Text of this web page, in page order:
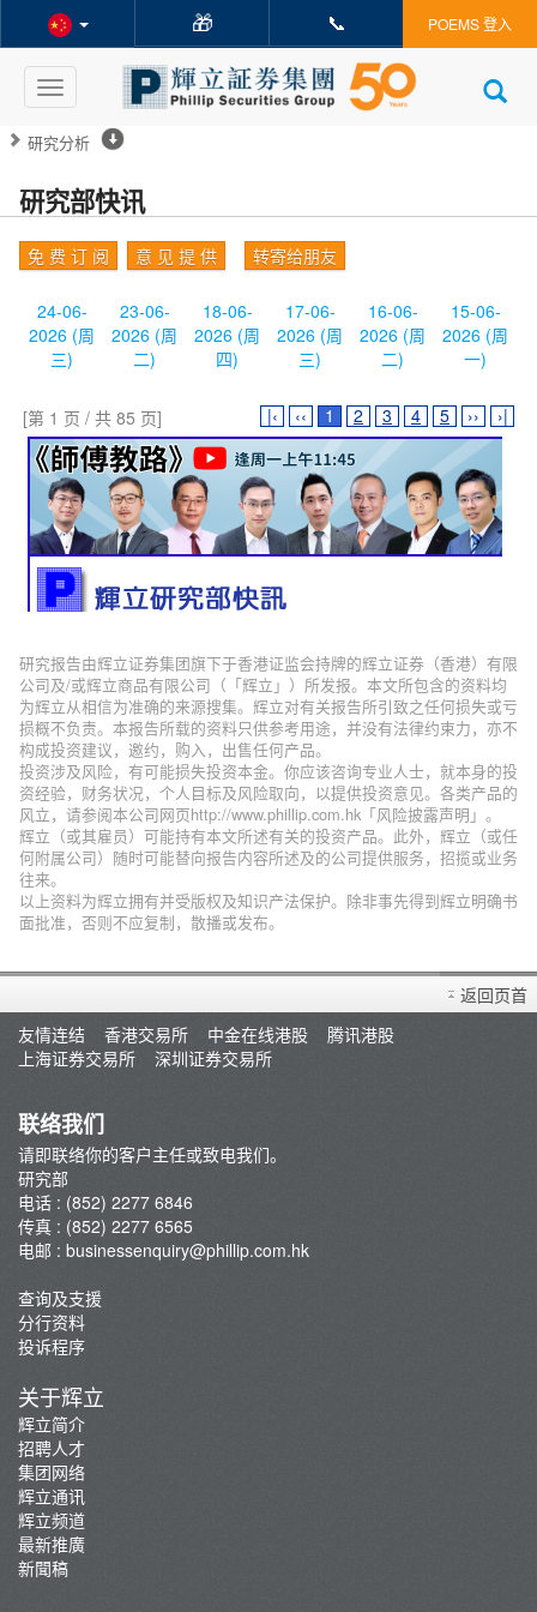
🎁 📞 POEMS 登入
Toggle
navigation
研究分析
研究部快讯
免 费 订 阅 意 见 提 供 转寄给朋友
24-06-
2026 (周
三)
23-06-
2026 (周
二)
18-06-
2026 (周
四)
17-06-
2026 (周
三)
16-06-
2026 (周
二)
15-06-
2026 (周
一)
[第 1 页 / 共 85 页] |‹ ‹‹ 1 2 3 4 5 ›› ›|
研究报告由辉立证券集团旗下于香港证监会持牌的辉立证券（香港）有限
公司及/或辉立商品有限公司（「辉立」）所发报。本文所包含的资料均
为辉立从相信为准确的来源搜集。辉立对有关报告所引致之任何损失或亏
损概不负责。本报告所载的资料只供参考用途，并没有法律约束力，亦不
构成投资建议，邀约，购入，出售任何产品。
投资涉及风险，有可能损失投资本金。你应该咨询专业人士，就本身的投
资经验，财务状况，个人目标及风险取向，以提供投资意见。各类产品的
风立，请参阅本公司网页http://www.phillip.com.hk「风险披露声明」。
辉立（或其雇员）可能持有本文所述有关的投资产品。此外，辉立（或任
何附属公司）随时可能替向报告内容所述及的公司提供服务，招揽或业务
往来。
以上资料为辉立拥有并受版权及知识产法保护。除非事先得到辉立明确书
面批准，否则不应复制，散播或发布。
返回页首
友情连结
香港交易所 中金在线港股
腾讯港股
上海证券交易所
深圳证券交易所
联络我们
请即联络你的客户主任或致电我们。
研究部
电话 : (852) 2277 6846
传真 : (852) 2277 6565
电邮 : businessenquiry@phillip.com.hk
查询及支援
分行资料
投诉程序
关于辉立
辉立简介
招聘人才
集团网络
辉立通讯
辉立频道
最新推廣
新聞稿